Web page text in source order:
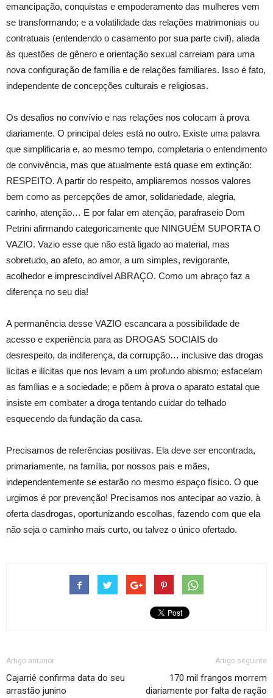
emancipação, conquistas e empoderamento das mulheres vem
se transformando; e a volatilidade das relações matrimoniais ou
contratuais (entendendo o casamento por sua parte civil), aliada
às questões de gênero e orientação sexual carreiam para uma
nova configuração de família e de relações familiares. Isso é fato,
independente de concepções culturais e religiosas.
Os desafios no convívio e nas relações nos colocam à prova
diariamente. O principal deles está no outro. Existe uma palavra
que simplificaria e, ao mesmo tempo, completaria o entendimento
de convivência, mas que atualmente está quase em extinção:
RESPEITO. A partir do respeito, ampliaremos nossos valores
bem como as percepções de amor, solidariedade, alegria,
carinho, atenção… E por falar em atenção, parafraseio Dom
Petrini afirmando categoricamente que NINGUÉM SUPORTA O
VAZIO. Vazio esse que não está ligado ao material, mas
sobretudo, ao afeto, ao amor, a um simples, revigorante,
acolhedor e imprescindível ABRAÇO. Como um abraço faz a
diferença no seu dia!
A permanência desse VAZIO escancara a possibilidade de
acesso e experiência para as DROGAS SOCIAIS do
desrespeito, da indiferença, da corrupção… inclusive das drogas
lícitas e ilícitas que nos levam a um profundo abismo; esfacelam
as famílias e a sociedade; e põem à prova o aparato estatal que
insiste em combater a droga tentando cuidar do telhado
esquecendo da fundação da casa.
Precisamos de referências positivas. Ela deve ser encontrada,
primariamente, na família, por nossos pais e mães,
independentemente se estarão no mesmo espaço físico. O que
urgimos é por prevenção! Precisamos nos antecipar ao vazio, à
oferta dasdrogas, oportunizando escolhas, fazendo com que ela
não seja o caminho mais curto, ou talvez o único ofertado.
Artigo anterior
Cajarriê confirma data do seu
arrastão junino
Artigo seguinte
170 mil frangos morrem
diariamente por falta de ração